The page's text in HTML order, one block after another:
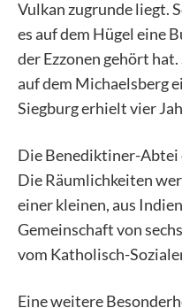
Vulkan zugrunde liegt.
es auf dem Hügel eine
der Ezzonen gehört
auf dem Michaelsberg
Siegburg erhielt vier
Die Benediktiner-Abtei
Die Räumlichkeiten
einer kleinen, aus
Gemeinschaft von
vom Katholisch-
Eine weitere